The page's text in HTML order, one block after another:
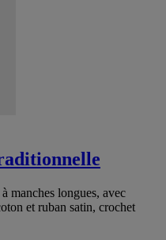
manches longues, avec
et ruban satin, crochet